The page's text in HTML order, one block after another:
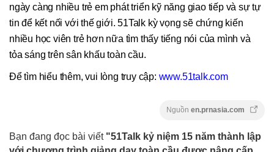
ngày càng nhiều trẻ em phát triển kỹ năng giao tiếp và sự tự
tin để kết nối với thế giới. 51Talk kỳ vọng sẽ chứng kiến
nhiều học viên trẻ hơn nữa tìm thấy tiếng nói của mình và
tỏa sáng trên sân khấu toàn cầu.
Để tìm hiểu thêm, vui lòng truy cập: www.51talk.com
Nguồn en.prnasia.com
Bạn đang đọc bài viết "51Talk kỷ niệm 15 năm thành lập